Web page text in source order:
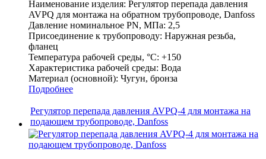
Наименование изделия: Регулятор перепада давления
AVPQ для монтажа на обратном трубопроводе, Danfoss
Давление номинальное PN, МПа: 2,5
Присоединение к трубопроводу: Наружная резьба,
фланец
Температура рабочей среды, °С: +150
Характеристика рабочей среды: Вода
Материал (основной): Чугун, бронза
Подробнее
Регулятор перепада давления AVPQ-4 для монтажа на
подающем трубопроводе, Danfoss